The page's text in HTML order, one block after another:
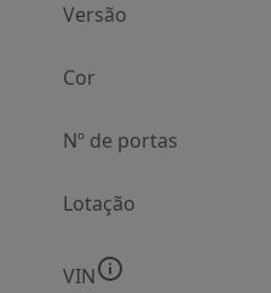
Versão
Cor
Nº de portas
Lotação
VIN